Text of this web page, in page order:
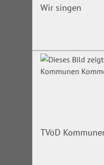
Wir singen
TVöD